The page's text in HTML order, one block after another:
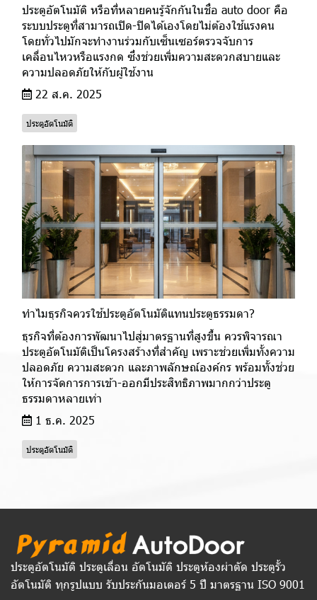
ประตูอัตโนมัติ หรือที่หลายคนรู้จักกันในชื่อ auto door คือ
ระบบประตูที่สามารถเปิด-ปิดได้เองโดยไม่ต้องใช้แรงคน
โดยทั่วไปมักจะทำงานร่วมกับเซ็นเซอร์ตรวจจับการ
เคลื่อนไหวหรือแรงกด ซึ่งช่วยเพิ่มความสะดวกสบายและ
ความปลอดภัยให้กับผู้ใช้งาน
22 ส.ค. 2025
ประตูอัตโนมัติ
ทำไมธุรกิจควรใช้ประตูอัตโนมัติแทนประตูธรรมดา?
ธุรกิจที่ต้องการพัฒนาไปสู่มาตรฐานที่สูงขึ้น ควรพิจารณา
ประตูอัตโนมัติเป็นโครงสร้างที่สำคัญ เพราะช่วยเพิ่มทั้งความ
ปลอดภัย ความสะดวก และภาพลักษณ์องค์กร พร้อมทั้งช่วย
ให้การจัดการการเข้า-ออกมีประสิทธิภาพมากกว่าประตู
ธรรมดาหลายเท่า
1 ธ.ค. 2025
ประตูอัตโนมัติ
ประตูอัตโนมัติ ประตูเลื่อน อัตโนมัติ ประตูห้องผ่าตัด ประตูรั้ว
อัตโนมัติ ทุกรูปแบบ รับประกันมอเตอร์ 5 ปี มาตรฐาน ISO 9001